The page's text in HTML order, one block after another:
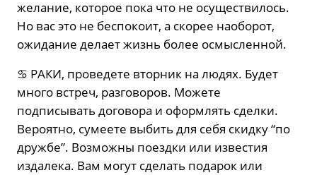
желание, которое пока что не осуществилось.
Но вас это не беспокоит, а скорее наоборот,
ожидание делает жизнь более осмысленной.
♋️ РАКИ, проведете вторник на людях. Будет
много встреч, разговоров. Можете
подписывать договора и оформлять сделки.
Вероятно, сумеете выбить для себя скидку “по
дружбе”. Возможны поездки или известия
издалека. Вам могут сделать подарок или